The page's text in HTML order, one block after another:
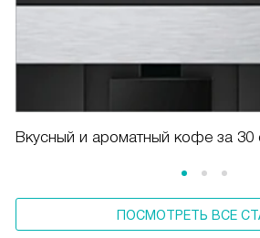
Вкусный и ароматный кофе за 30
ПОСМОТРЕТЬ ВСЕ